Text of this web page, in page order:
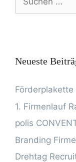
Neueste
1. Firmenlauf
polis
Branding
Drehtag